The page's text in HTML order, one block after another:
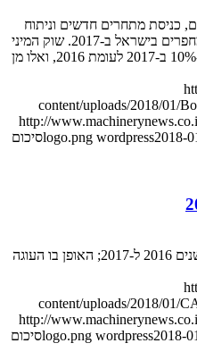
פערים, כניסת מתחרים חדשים וניתוח
המגמות בשוק. הכל על מכירות מיני מחפרים בישראל ב-2017. שוק המיני
מחפרים (מיני באגר) בישראל גדל בכ-10% ב-2017 לעומת 2016, ואלו מן
content/uploads/2018/01/
http://
logo.png wordpress2018-
סיכום
נפח השוק בישראל לא השתנה בין השנים 2016 ל-2017; האופן בו העוגה
content/uploads/2018/01/
http://
logo.png wordpress2018-
סיכום